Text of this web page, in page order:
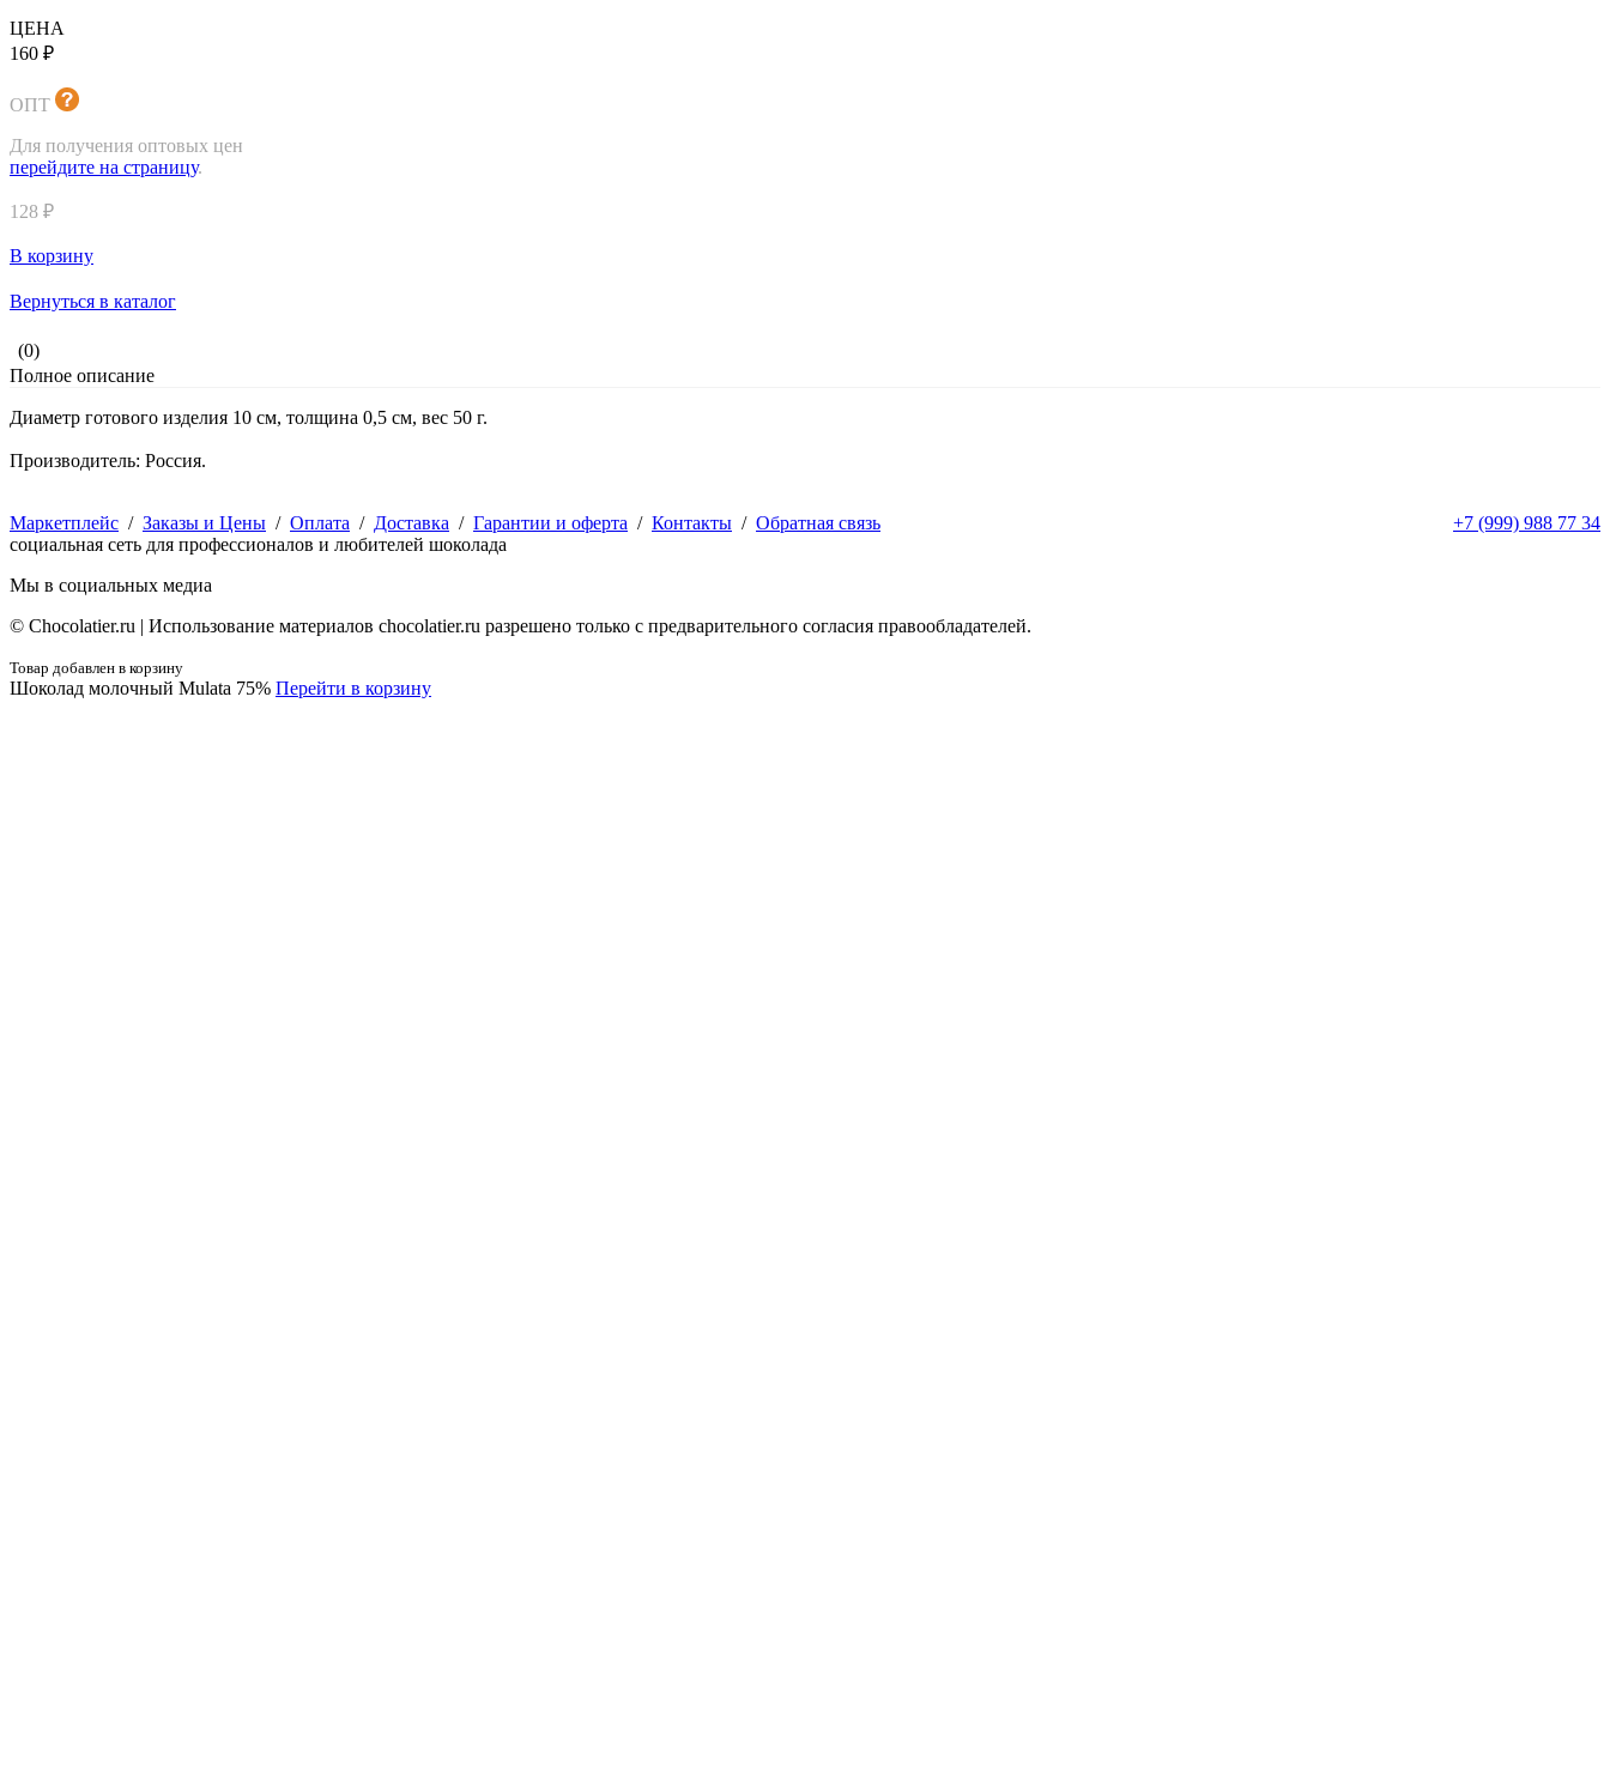
ЦЕНА
160 ₽
ОПТ
Для получения оптовых цен
перейдите на страницу.
128 ₽
В корзину
Вернуться в каталог
(0)
Полное описание
Диаметр готового изделия 10 см, толщина 0,5 см, вес 50 г.
Производитель: Россия.
+7 (999) 988 77 34
Маркетплейс / Заказы и Цены / Оплата / Доставка / Гарантии и оферта / Контакты / Обратная связь
социальная сеть для профессионалов и любителей шоколада
Мы в социальных медиа
© Сhocolatier.ru | Использование материалов chocolatier.ru разрешено только с предварительного согласия правообладателей.
Товар добавлен в корзину
Шоколад молочный Mulata 75% Перейти в корзину